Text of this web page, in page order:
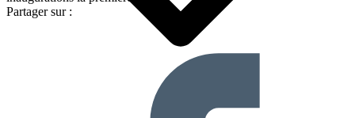
Partager sur :